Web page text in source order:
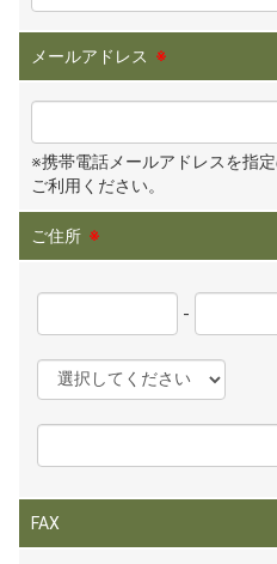
メールアドレス ※
※携帯電話メールアドレスを指
ご利用ください。
ご住所 ※
-
FAX